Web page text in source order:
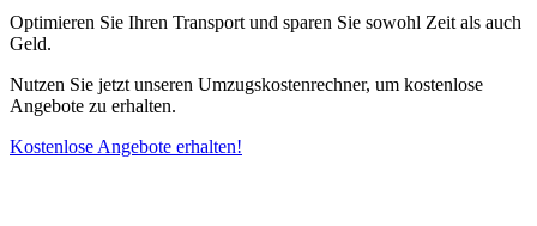
Optimieren Sie Ihren Transport und sparen Sie sowohl Zeit als auch
Geld.
Nutzen Sie jetzt unseren Umzugskostenrechner, um kostenlose
Angebote zu erhalten.
Kostenlose Angebote erhalten!